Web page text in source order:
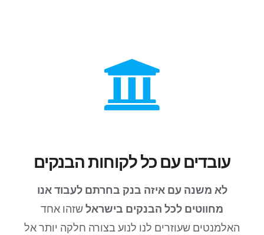
עובדים עם כל לקוחות הבנקים
לא משנה עם איזה בנק בחרתם לעבוד אנו
מחווטים לכל הבנקים בישראלשזהו אחד
האלמנטים שעוזרים לנו לנוע בצורה חלקה יותר אל